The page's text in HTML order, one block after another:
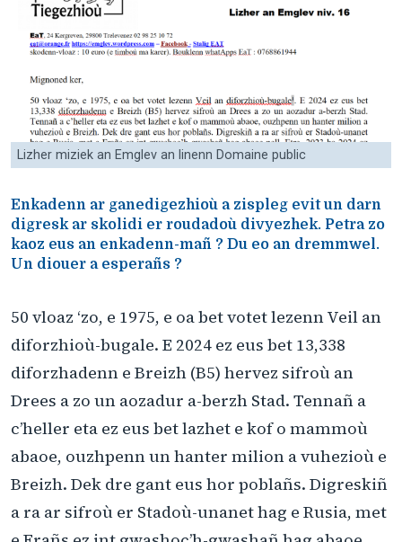
Lizher miziek an Emglev an linenn Domaine public
Enkadenn ar ganedigezhioù a zispleg evit un darn
digresk ar skolidi er roudadoù divyezhek. Petra zo
kaoz eus an enkadenn-mañ ? Du eo an dremmwel.
Un diouer a esperañs ?
50 vloaz ‘zo, e 1975, e oa bet votet lezenn Veil an
diforzhioù-bugale. E 2024 ez eus bet 13,338
diforzhadenn e Breizh (B5) hervez sifroù an
Drees a zo un aozadur a-berzh Stad. Tennañ a
c’heller eta ez eus bet lazhet e kof o mammoù
abaoe, ouzhpenn un hanter milion a vuhezioù e
Breizh. Dek dre gant eus hor poblañs. Digreskiñ
a ra ar sifroù er Stadoù-unanet hag e Rusia, met